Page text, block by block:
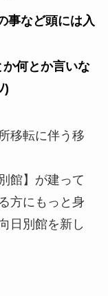
事など頭には入
何とか言いな
)
移転に伴う移
館】が建って
方にもっと身
日別館を新し